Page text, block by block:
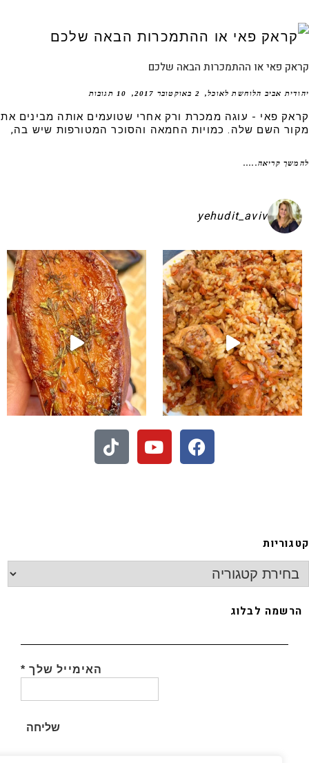
פאי או ההתמכרות הבאה שלכם
אביב הלוחשת לאוכל 2 באוקטובר 2017 10 תגובות
פאי - עוגה ממכרת ורק אחרי שטועמים אותה מבינים את
השם שלה. כמויות החמאה והסוכר המטורפות שיש בה,
קריאה.....
yehudit_aviv
שאני מכינה אותן א
הוא הכי טעים שיש
לבלוג
האימייל שלך*